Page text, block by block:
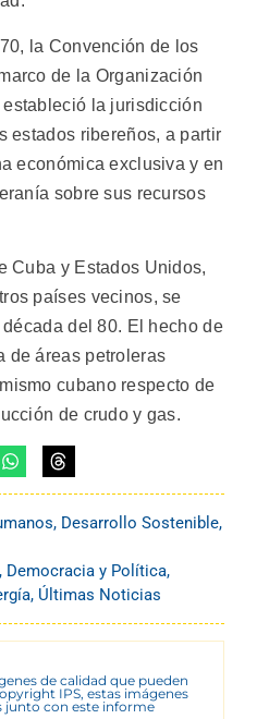
la Convención de los
de la Organización
la jurisdicción
estados ribereños, a partir
económica exclusiva y en
sobre sus recursos
Cuba y Estados Unidos,
países vecinos, se
del 80. El hecho de
de áreas petroleras
cubano respecto de
de crudo y gas.
, Desarrollo Sostenible,
, Democracia y Política,
, Últimas Noticias
de calidad que pueden
IPS, estas imágenes
junto con este informe